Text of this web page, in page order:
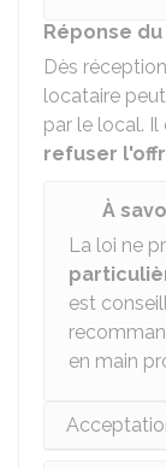
Réponse
Dès
locataire
par le local. Il
refuser
À
La loi ne
est
en main